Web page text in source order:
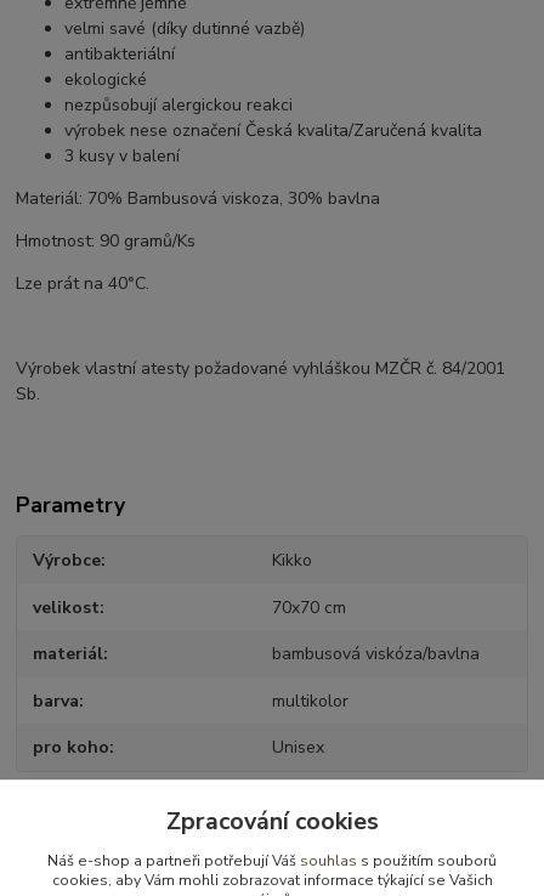
velmi savé (díky dutinné vazbě)
antibakteriální
ekologické
nezpůsobují alergickou reakci
výrobek nese označení Česká kvalita/Zaručená kvalita
3 kusy v balení
Materiál: 70% Bambusová viskoza, 30% bavlna
Hmotnost: 90 gramů/Ks
Lze prát na 40°C.
Výrobek vlastní atesty požadované vyhláškou MZČR č. 84/2001
Sb.
Parametry
Výrobce Kikko
velikost 70x70 cm
materiál bambusová viskóza/bavlna
barva multikolor
pro koho Unisex
Zboží zařazeno v kategoriích
Zpracování cookies
Náš e-shop a partneři potřebují Váš souhlas s použitím souborů
cookies, aby Vám mohli zobrazovat informace týkající se Vašich